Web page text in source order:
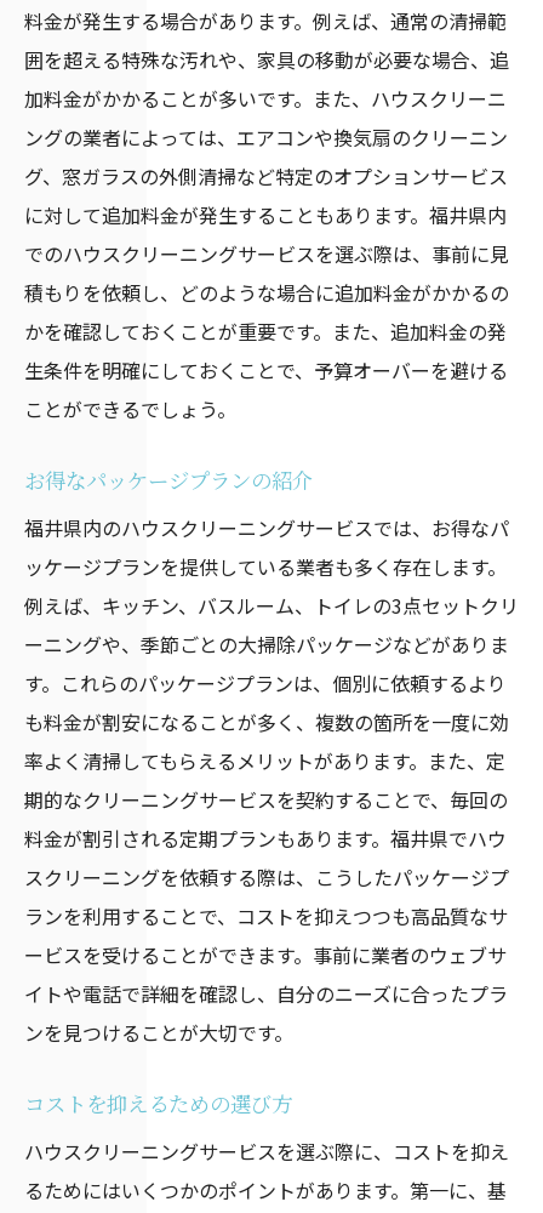
料金が発生する場合があります。例えば、通常の清掃範
囲を超える特殊な汚れや、家具の移動が必要な場合、追
加料金がかかることが多いです。また、ハウスクリーニ
ングの業者によっては、エアコンや換気扇のクリーニン
グ、窓ガラスの外側清掃など特定のオプションサービス
に対して追加料金が発生することもあります。福井県内
でのハウスクリーニングサービスを選ぶ際は、事前に見
積もりを依頼し、どのような場合に追加料金がかかるの
かを確認しておくことが重要です。また、追加料金の発
生条件を明確にしておくことで、予算オーバーを避ける
ことができるでしょう。
お得なパッケージプランの紹介
福井県内のハウスクリーニングサービスでは、お得なパ
ッケージプランを提供している業者も多く存在します。
例えば、キッチン、バスルーム、トイレの3点セットクリ
ーニングや、季節ごとの大掃除パッケージなどがありま
す。これらのパッケージプランは、個別に依頼するより
も料金が割安になることが多く、複数の箇所を一度に効
率よく清掃してもらえるメリットがあります。また、定
期的なクリーニングサービスを契約することで、毎回の
料金が割引される定期プランもあります。福井県でハウ
スクリーニングを依頼する際は、こうしたパッケージプ
ランを利用することで、コストを抑えつつも高品質なサ
ービスを受けることができます。事前に業者のウェブサ
イトや電話で詳細を確認し、自分のニーズに合ったプラ
ンを見つけることが大切です。
コストを抑えるための選び方
ハウスクリーニングサービスを選ぶ際に、コストを抑え
るためにはいくつかのポイントがあります。第一に、基